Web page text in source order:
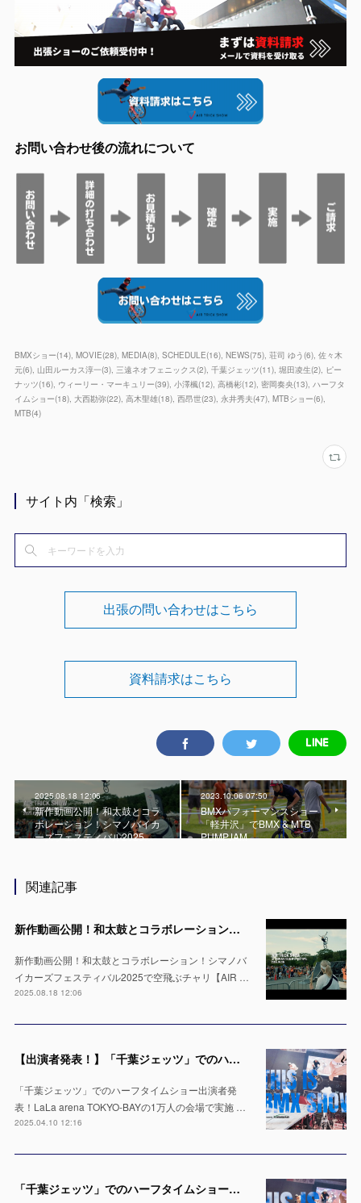
お問い合わせ後の流れについて
BMXショー(14) MOVIE(28) MEDIA(8) SCHEDULE(16) NEWS(75) 荘司 ゆう(6) 佐々木
元(6) 山田ルーカス淳一(3) 三遠ネオフェニックス(2) 千葉ジェッツ(11) 堀田凌生(2) ピー
ナッツ(16) ウィーリー・マーキュリー(39) 小澤楓(12) 高橋彬(12) 密岡奏央(13) ハーフタ
イムショー(18) 大西勘弥(22) 高木聖雄(18) 西昂世(23) 永井秀夫(47) MTBショー(6)
MTB(4)
サイト内「検索」
出張の問い合わせはこちら
資料請求はこちら
2025.08.18 12:06
新作動画公開！和太鼓とコラ
ボレーション！シマノバイカ
ーズフェスティバル2025…
2023.10.06 07:50
BMXパフォーマンスショー
「軽井沢」でBMX & MTB
PUMPJAM
関連記事
新作動画公開！和太鼓とコラボレーション！シマノバイカーズフェスティバル2025で空飛ぶチャリ【AIR TRICK SHOW】
新作動画公開！和太鼓とコラボレーション！シマノバ
イカーズフェスティバル2025で空飛ぶチャリ【AIR …
2025.08.18 12:06
【出演者発表！】「千葉ジェッツ」でのハーフタイムショー LaLa arena TOKYO-BAYの1万人の会場で実施 ※4月12日 & 13日
「千葉ジェッツ」でのハーフタイムショー出演者発
表！LaLa arena TOKYO-BAYの1万人の会場で実施 …
2025.04.10 12:16
「千葉ジェッツ」でのハーフタイムショー出演決定！LaLa arena TOKYO-BAYの1万人の会場で実施 ※4月12日 & 13日